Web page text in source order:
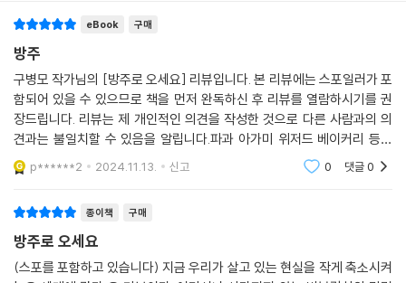
eBook 구매
방주
구병모 작가님의 [방주로 오세요] 리뷰입니다. 본 리뷰에는 스포일러가 포
함되어 있을 수 있으므로 책을 먼저 완독하신 후 리뷰를 열람하시기를 권
장드립니다. 리뷰는 제 개인적인 의견을 작성한 것으로 다른 사람과의 의
견과는 불일치할 수 있음을 알립니다.파과 아가미 위저드 베이커리 등을
쓰신 구병모 작가님의 작품 구매하지 않을 수 없죠... 좋아하는 작가님 작품
은 왠지 도장깨기
p******2 2024.11.13. 신고 0 댓글0
종이책 구매
방주로 오세요
(스포를 포함하고 있습니다) 지금 우리가 살고 있는 현실을 작게 축소시켜